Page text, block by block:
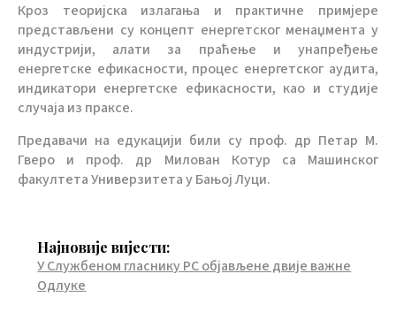
Кроз теоријска излагања и практичне примјере
представљени су концепт енергетског менаџмента у
индустрији, алати за праћење и унапређење
енергетске ефикасности, процес енергетског аудита,
индикатори енергетске ефикасности, као и студије
случаја из праксе.
Предавачи на едукацији били су проф. др Петар М.
Гверо и проф. др Милован Котур са Машинског
факултета Универзитета у Бањој Луци.
Најновије вијести:
У Службеном гласнику РС објављене двије важне
Одлуке